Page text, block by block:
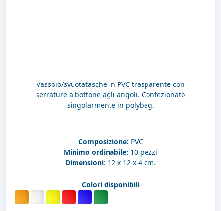
Vassoio/svuotatasche in PVC trasparente con
serrature a bottone agli angoli. Confezionato
singolarmente in polybag.
Composizione: PVC
Minimo ordinabile: 10 pezzi
Dimensioni: 12 x 12 x 4 cm.
Colori disponibili